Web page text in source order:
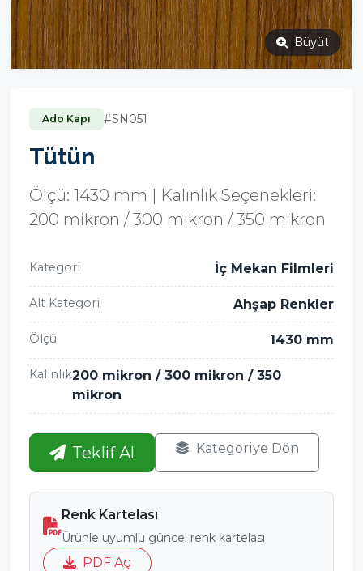
Büyüt
Ado Kapı #SN051
Tütün
Ölçü: 1430 mm | Kalınlık Seçenekleri:
200 mikron / 300 mikron / 350 mikron
Kategori İç Mekan Filmleri
Alt Kategori Ahşap Renkler
Ölçü 1430 mm
Kalınlık200 mikron / 300 mikron / 350
mikron
Teklif Al Kategoriye Dön
Renk Kartelası
Ürünle uyumlu güncel renk kartelası
PDF Aç